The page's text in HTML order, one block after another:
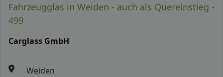
Fahrzeugglas in Weiden - auch als Quereinstieg -
499
Carglass GmbH
Weiden